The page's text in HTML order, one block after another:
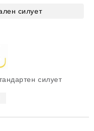
силует
силует